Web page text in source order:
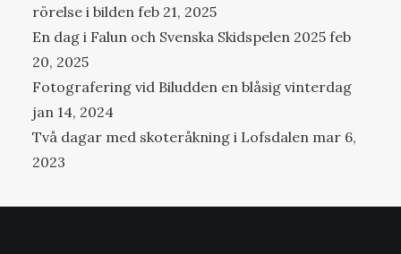
rörelse i bilden feb 21, 2025
En dag i Falun och Svenska Skidspelen 2025 feb
20, 2025
Fotografering vid Biludden en blåsig vinterdag
jan 14, 2024
Två dagar med skoteråkning i Lofsdalen mar 6,
2023